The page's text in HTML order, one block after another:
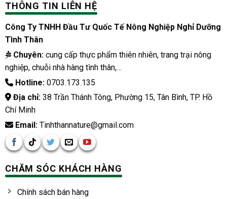
THÔNG TIN LIÊN HỆ
Công Ty TNHH Đầu Tư Quốc Tế Nông Nghiệp Nghỉ Dưỡng
Tình Thân
Chuyên:cung cấp thực phẩm thiên nhiên, trang trại nông
nghiệp, chuỗi nhà hàng tình thân,…
Hotline:0703.173.135
Địa chỉ:38 Trần Thánh Tông, Phường 15, Tân Bình, TP. Hồ
Chí Minh
Email:Tinhthannature@gmail.com
CHĂM SÓC KHÁCH HÀNG
Chính sách bán hàng